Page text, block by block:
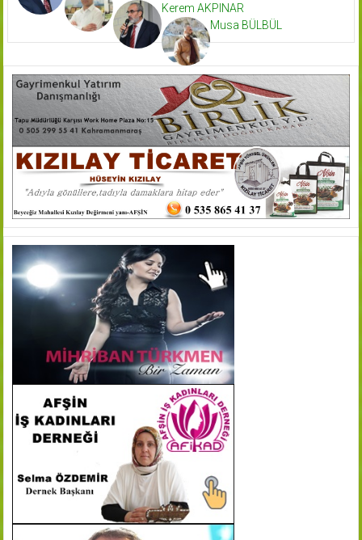
Kerem AKPINAR
Musa BÜLBÜL